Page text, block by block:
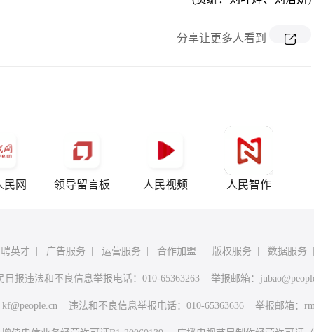
分享让更多人看到
民网 领导留言板 人民视频 人民智作
英才 广告服务 运营服务 合作加盟 版权服务 数据服务
日报违法和不良信息举报电话：010-65363263 举报邮箱：
kf@people.cn违法和不良信息举报电话：010-65363636 举报邮箱：